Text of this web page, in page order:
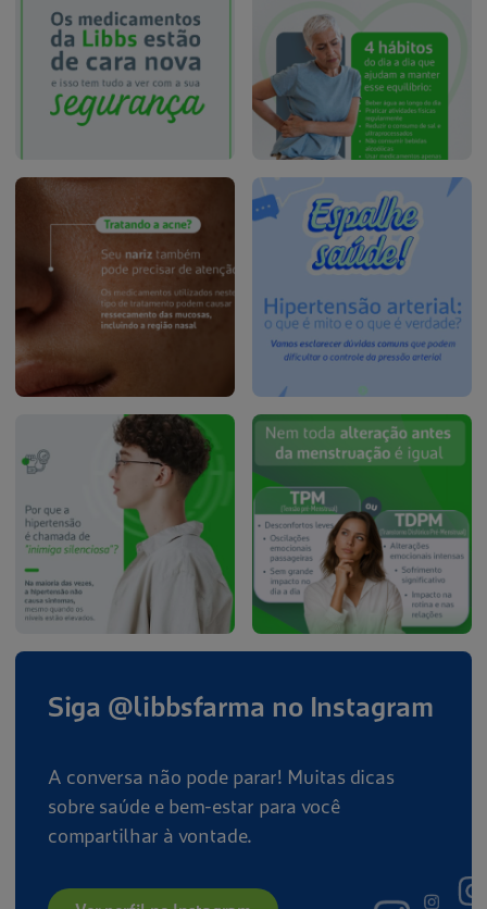
Siga @libbsfarma no Instagram
A conversa não pode parar! Muitas dicas
sobre saúde e bem-estar para você
compartilhar à vontade.